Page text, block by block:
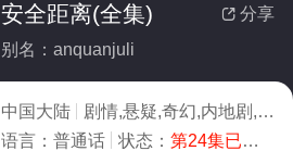
 分享
安全距离(全集)
别名：anquanjuli
中国大陆
剧情,悬疑,奇幻,内地剧,内地
语言： 普通话 状态： 第24集已完结